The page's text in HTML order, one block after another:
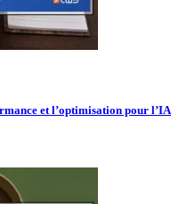
et l’optimisation pour l’IA